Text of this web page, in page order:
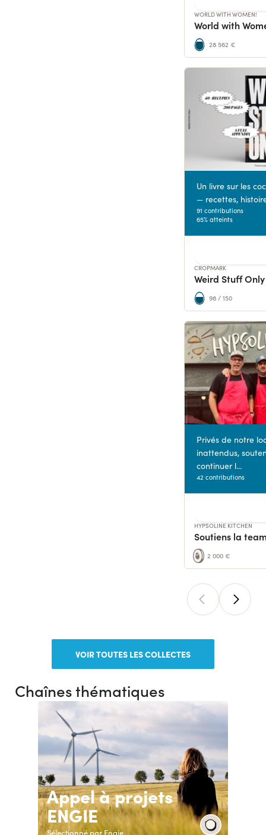
WORLD WITH WOMEN!
28 562 €
Un livre sur les
— recettes,
91 contributions
65% atteints
CROPMARK
Weird Stuff Only
98 / 150
Privés de notre
inattendus,
continuer l...
42 contributions
HYPSOLINE KITCHEN
Soutiens la
2 000 €
VOIR TOUTES LES COLLECTES
Chaînes thématiques
Appel à projets
ENGIE
Sélectionné par Engie